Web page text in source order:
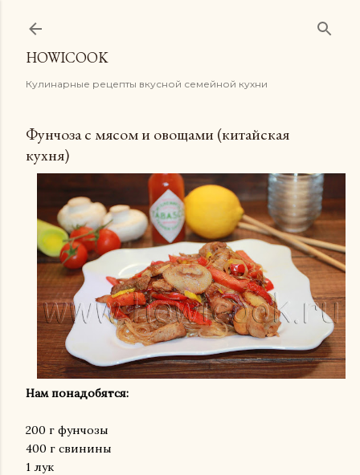
HOWICOOK
Кулинарные рецепты вкусной семейной кухни
Фунчоза с мясом и овощами (китайская
кухня)
Нам понадобятся:
200 г фунчозы
400 г свинины
1 лук